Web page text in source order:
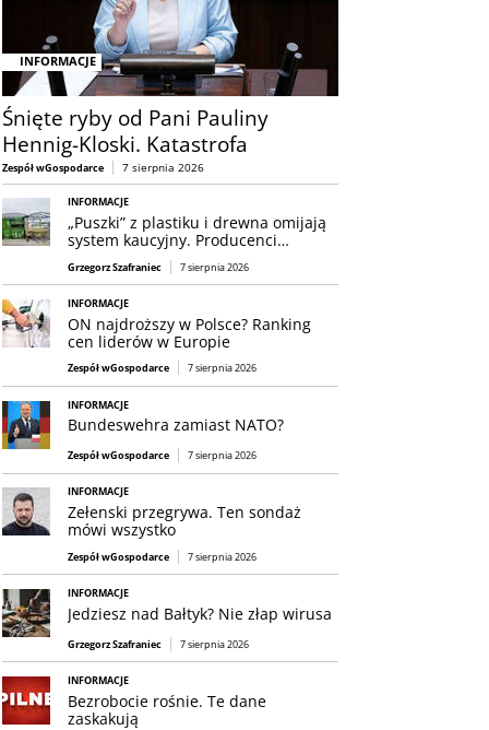
INFORMACJE
Śnięte ryby od Pani Pauliny
Hennig-Kloski. Katastrofa
Zespół wGospodarce 7 sierpnia 2026
INFORMACJE
„Puszki” z plastiku i drewna omijają
system kaucyjny. Producenci…
Grzegorz Szafraniec 7 sierpnia 2026
INFORMACJE
ON najdroższy w Polsce? Ranking
cen liderów w Europie
Zespół wGospodarce 7 sierpnia 2026
INFORMACJE
Bundeswehra zamiast NATO?
Zespół wGospodarce 7 sierpnia 2026
INFORMACJE
Zełenski przegrywa. Ten sondaż
mówi wszystko
Zespół wGospodarce 7 sierpnia 2026
INFORMACJE
Jedziesz nad Bałtyk? Nie złap wirusa
Grzegorz Szafraniec 7 sierpnia 2026
INFORMACJE
Bezrobocie rośnie. Te dane
zaskakują